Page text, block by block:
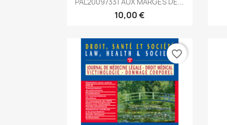
10,00 €
favorite_border